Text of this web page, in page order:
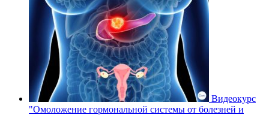
Видеокурс
"Омоложение гормональной системы от болезней и